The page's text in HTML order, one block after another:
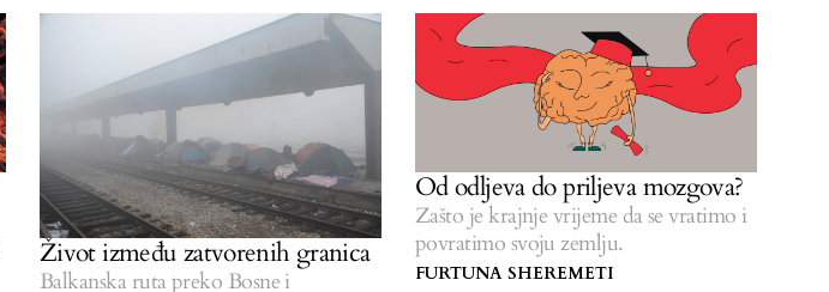
Život između zatvorenih granica
Balkanska ruta preko Bosne i
Od odljeva do priljeva mozgova?
Zašto je krajnje vrijeme da se vratimo i
povratimo svoju zemlju.
FURTUNA SHEREMETI